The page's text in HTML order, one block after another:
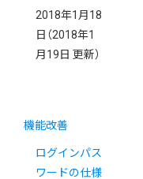
2018年1月18
日 （2018年1
月19日 更新）
機能改善
ログインパス
ワードの仕様